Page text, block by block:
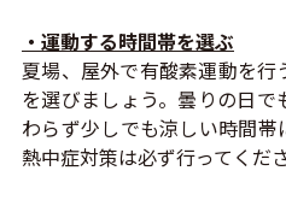
・運動する時間帯を選ぶ
夏場、屋外で有酸素運動を
を選びましょう。曇りの日
わらず少しでも涼しい時間帯
熱中症対策は必ず行ってくださ